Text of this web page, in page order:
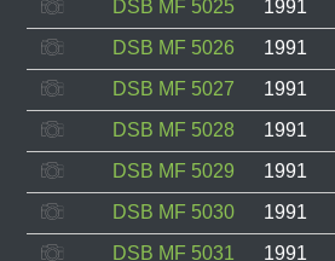
DSB MF 5025
1991
DSB MF 5026
1991
DSB MF 5027
1991
DSB MF 5028
1991
DSB MF 5029
1991
DSB MF 5030
1991
DSB MF 5031
1991